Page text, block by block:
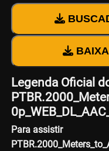
Legenda Oficial
Para assistir